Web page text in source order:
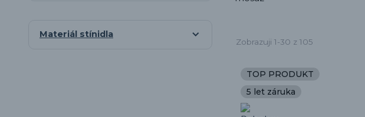
Zobrazuji 1-30 z 105
TOP PRODUKT
5 let záruka
Materiál stínidla